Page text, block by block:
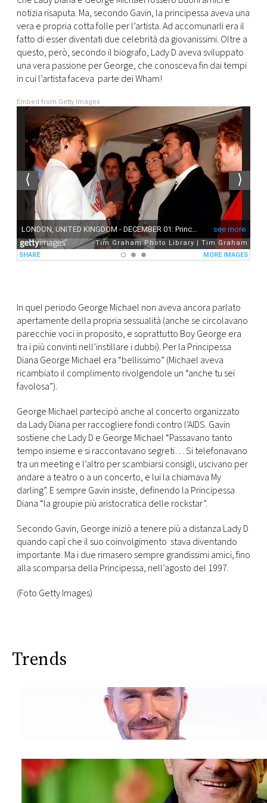
CONSIGLIA
notizia risaputa. Ma, secondo Gavin, la principessa aveva una
vera e propria cotta folle per l’artista. Ad accomunarli era il
fatto di esser diventati due celebrità da giovanissimi. Oltre a
questo, però, secondo il biografo, Lady D aveva sviluppato
una vera passione per George, che conosceva fin dai tempi
in cui l’artista faceva parte dei Wham!
Embed from Getty Images
In quel periodo George Michael non aveva ancora parlato
apertamente della propria sessualità (anche se circolavano
parecchie voci in proposito, e soprattutto Boy George era
tra i più convinti nell’instillare i dubbi). Per la Principessa
Diana George Michael era “bellissimo” (Michael aveva
ricambiato il complimento rivolgendole un “anche tu sei
favolosa”).
George Michael partecipò anche al concerto organizzato
da Lady Diana per raccogliere fondi contro l’AIDS. Gavin
sostiene che Lady D e George Michael “Passavano tanto
tempo insieme e si raccontavano segreti… Si telefonavano
tra un meeting e l’altro per scambiarsi consigli, uscivano per
andare a teatro o a un concerto, e lui la chiamava My
darling”. E sempre Gavin insiste, definendo la Principessa
Diana “la groupie più aristocratica delle rockstar”.
Secondo Gavin, George iniziò a tenere più a distanza Lady D
quando capì che il suo coinvolgimento stava diventando
importante. Ma i due rimasero sempre grandissimi amici, fino
alla scomparsa della Principessa, nell’agosto del 1997.
(Foto Getty Images)
Trends